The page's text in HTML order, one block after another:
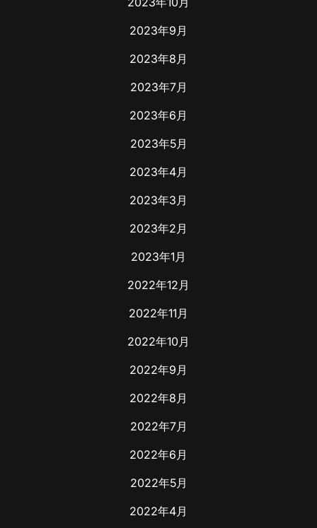
2023年9月
2023年8月
2023年7月
2023年6月
2023年5月
2023年4月
2023年3月
2023年2月
2023年1月
2022年12月
2022年11月
2022年10月
2022年9月
2022年8月
2022年7月
2022年6月
2022年5月
2022年4月